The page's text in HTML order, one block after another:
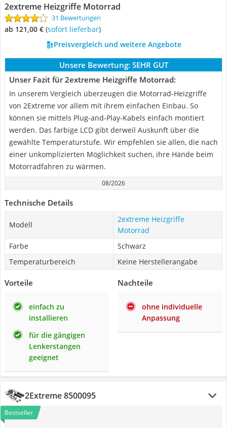
2extreme Heizgriffe Motorrad
31 Bewertungen
ab 121,00 € ( Sofort lieferbar)
Preisvergleich und weitere Angebote
Unsere Bewertung: SEHR GUT
Unser Fazit für 2extreme Heizgriffe Motorrad:
In unserem Vergleich überzeugen die Motorrad-Heizgriffe
von 2Extreme vor allem mit ihrem einfachen Einbau. So
können sie mittels Plug-and-Play-Kabels einfach montiert
werden. Das farbige LCD gibt derweil Auskunft über die
gewählte Temperaturstufe. Wir empfehlen sie allen, die nach
einer unkomplizierten Möglichkeit suchen, ihre Hände beim
Motorradfahren zu wärmen.
08/2026
Technische Details
Modell
2extreme Heizgriffe
Motorrad
Farbe
Schwarz
Temperaturbereich
Keine Herstellerangabe
Vorteile
einfach zu
installieren
für die gängigen
Lenkerstangen
geeignet
Nachteile
ohne individuelle
Anpassung
2Extreme 8500095
Bestseller